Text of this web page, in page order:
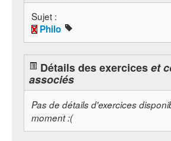
Sujet :
Philo
Détails des exerciceset
associés
Pas de détails d'exercices
moment :(